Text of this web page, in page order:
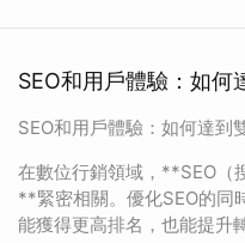
SEO和用戶體驗：如何
SEO和用戶體驗：如何達到
在數位行銷領域，**SEO（
**緊密相關。優化SEO的同
能獲得更高排名，也能提升